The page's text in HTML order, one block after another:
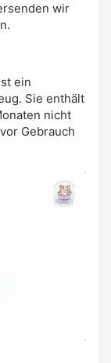
wir
ein
Sie enthält
nicht
Gebrauch